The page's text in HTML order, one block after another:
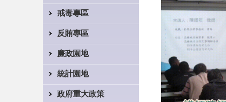
戒毒專區
反賄專區
廉政園地
統計園地
政府重大政策